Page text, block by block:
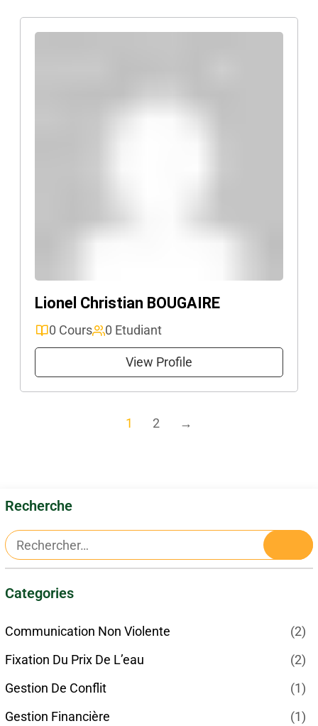
Lionel Christian BOUGAIRE
0 Cours 0 Etudiant
View Profile
1 2 →
Recherche
Categories
Communication Non Violente
(2)
Fixation Du Prix De L’eau
(2)
Gestion De Conflit
(1)
Gestion Financière
(1)